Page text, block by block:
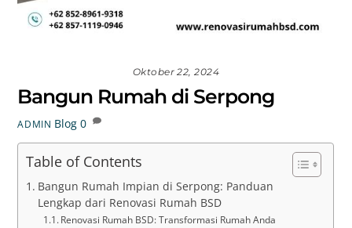
Oktober 22, 2024
Bangun Rumah di Serpong
ADMIN Blog 0
Table of Contents
Bangun Rumah Impian di Serpong: Panduan
Lengkap dari Renovasi Rumah BSD
Renovasi Rumah BSD: Transformasi Rumah Anda